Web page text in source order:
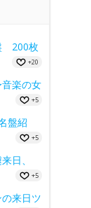
200枚
+20
楽の女
+5
盤紹
+5
日、
+5
来日ツ